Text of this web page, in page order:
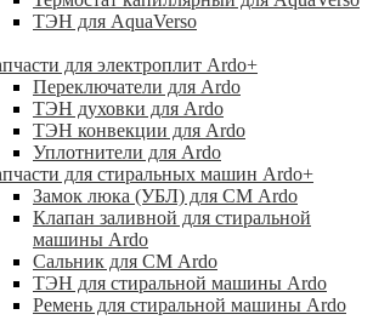
ТЭН для AquaVerso
для электроплит Ardo+
Переключатели для Ardo
ТЭН духовки для Ardo
ТЭН конвекции для Ardo
Уплотнители для Ardo
для стиральных машин Ardo+
Замок люка (УБЛ) для СМ Ardo
Клапан заливной для стиральной
машины Ardo
Сальник для СМ Ardo
ТЭН для стиральной машины Ardo
Ремень для стиральной машины Ardo